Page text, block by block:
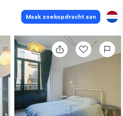
Maak zoekopdracht aan